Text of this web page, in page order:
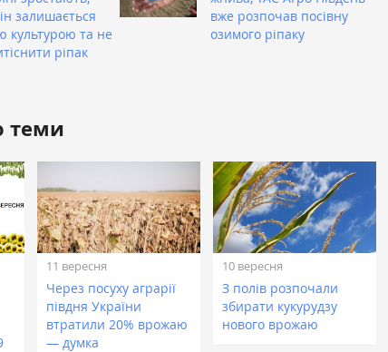
залишається
культурою та не
ріпак
вже розпочав посівну
озимого ріпаку
теми
11 вересня
Через посуху аграрії
півдня України
втратили 20% врожаю
— думка
10 вересня
З полів розпочали
збирати кукурудзу
нового врожаю